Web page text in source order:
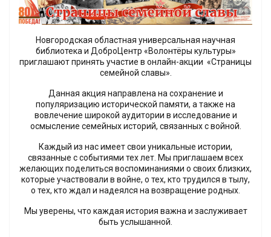
Новгородская областная универсальная научная
библиотека и ДоброЦентр «Волонтёры культуры»
приглашают принять участие в онлайн-акции «Страницы
семейной славы».
Данная акция направлена на сохранение и
популяризацию исторической памяти, а также на
вовлечение широкой аудитории в исследование и
осмысление семейных историй, связанных с войной.
Каждый из нас имеет свои уникальные истории,
связанные с событиями тех лет. Мы приглашаем всех
желающих поделиться воспоминаниями о своих близких,
которые участвовали в войне, о тех, кто трудился в тылу,
о тех, кто ждал и надеялся на возвращение родных.
Мы уверены, что каждая история важна и заслуживает
быть услышанной.